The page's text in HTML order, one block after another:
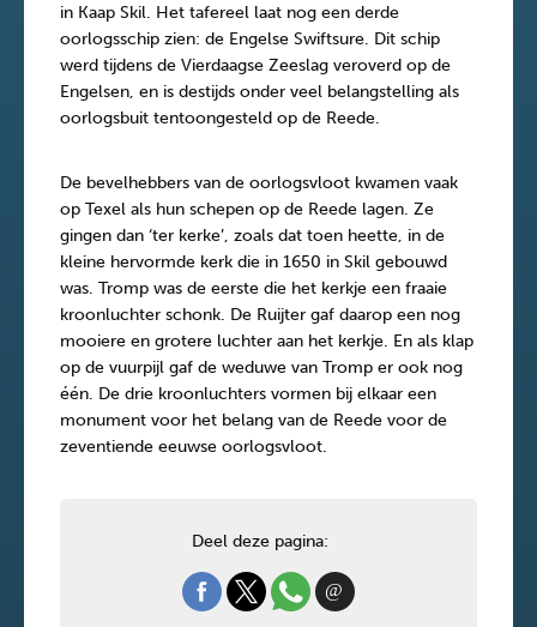
in Kaap Skil. Het tafereel laat nog een derde
oorlogsschip zien: de Engelse Swiftsure. Dit schip
werd tijdens de Vierdaagse Zeeslag veroverd op de
Engelsen, en is destijds onder veel belangstelling als
oorlogsbuit tentoongesteld op de Reede.
De bevelhebbers van de oorlogsvloot kwamen vaak
op Texel als hun schepen op de Reede lagen. Ze
gingen dan ‘ter kerke’, zoals dat toen heette, in de
kleine hervormde kerk die in 1650 in Skil gebouwd
was. Tromp was de eerste die het kerkje een fraaie
kroonluchter schonk. De Ruijter gaf daarop een nog
mooiere en grotere luchter aan het kerkje. En als klap
op de vuurpijl gaf de weduwe van Tromp er ook nog
één. De drie kroonluchters vormen bij elkaar een
monument voor het belang van de Reede voor de
zeventiende eeuwse oorlogsvloot.
Deel deze pagina: